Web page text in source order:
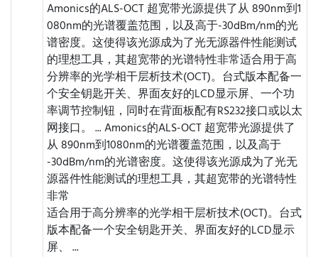
Amonics的ALS-OCT 超宽带光源提供了从 890nm到1
080nm的光谱覆盖范围，以及高于-30dBm/nm的光
谱密度。这使得该光源成为了光无源器件性能测试
的理想工具，其超宽带的光谱特性非常适合用于高
分辨率的光学相干层析技术(OCT)。台式版本配备一
个安全钥匙开关、界面友好的LCD显示屏、一个功
率调节控制钮，同时在背面板配有RS232接口或以太
网接口。 ...Amonics的ALS-OCT 超宽带光源提供了
从 890nm到1080nm的光谱覆盖范围，以及高于
-30dBm/nm的光谱密度。这使得该光源成为了光无
源器件性能测试的理想工具，其超宽带的光谱特性
非常
适合用于高分辨率的光学相干层析技术(OCT)。台式
版本配备一个安全钥匙开关、界面友好的LCD显示
屏、 ...